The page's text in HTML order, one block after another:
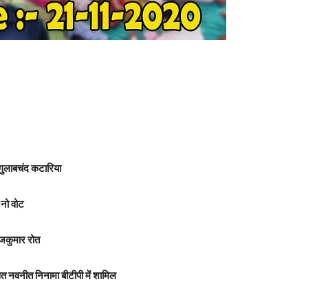
कटारिया
वोट
रोत
नवनीत निनामा बीटीपी में शामिल